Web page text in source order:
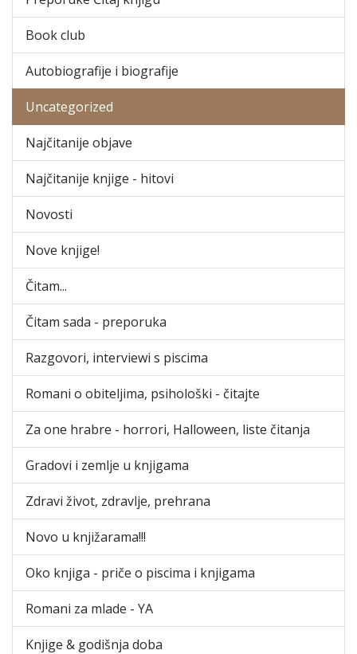
Book club
Autobiografije i biografije
Uncategorized
Najčitanije objave
Najčitanije knjige - hitovi
Novosti
Nove knjige!
Čitam...
Čitam sada - preporuka
Razgovori, interviewi s piscima
Romani o obiteljima, psihološki - čitajte
Za one hrabre - horrori, Halloween, liste čitanja
Gradovi i zemlje u knjigama
Zdravi život, zdravlje, prehrana
Novo u knjižarama!!!
Oko knjiga - priče o piscima i knjigama
Romani za mlade - YA
Knjige & godišnja doba